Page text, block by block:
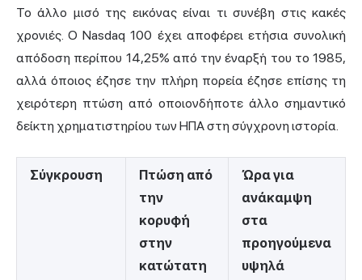
Το άλλο μισό της εικόνας είναι τι συνέβη στις κακές
χρονιές. Ο Nasdaq 100 έχει αποφέρει ετήσια συνολική
απόδοση περίπου 14,25% από την έναρξή του το 1985,
αλλά όποιος έζησε την πλήρη πορεία έζησε επίσης τη
χειρότερη πτώση από οποιονδήποτε άλλο σημαντικό
δείκτη χρηματιστηρίου των ΗΠΑ στη σύγχρονη ιστορία.
Σύγκρουση
Πτώση από
την
κορυφή
στην
κατώτατη
Ώρα για
ανάκαμψη
στα
προηγούμενα
υψηλά